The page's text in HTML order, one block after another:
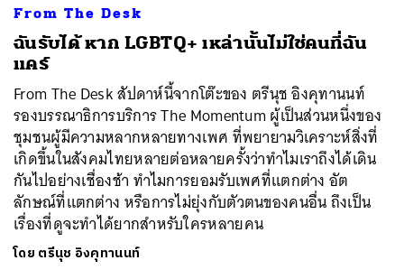
From The Desk
ฉันรับได้ หาก LGBTQ+ เหล่านั้นไม่ใช่คนที่ฉัน
แคร์
From The Desk สัปดาห์นี้จากโต๊ะของ ตรีนุช อิงคุทานนท์
รองบรรณาธิการบริการ The Momentum ผู้เป็นส่วนหนึ่งของ
ชุมชนผู้มีความหลากหลายทางเพศ ที่พยายามวิเคราะห์สิ่งที่
เกิดขึ้นในสังคมไทยหลายต่อหลายครั้งว่าทำไมเราถึงได้เดิน
กันไปอย่างเชื่องช้า ทำไมการยอมรับเพศที่แตกต่าง อัต
ลักษณ์ที่แตกต่าง หรือการไม่ยุ่งกับตัวตนของคนอื่น ถึงเป็น
เรื่องที่ดูจะทำได้ยากสำหรับใครหลายคน
โดย ตรีนุช อิงคุทานนท์